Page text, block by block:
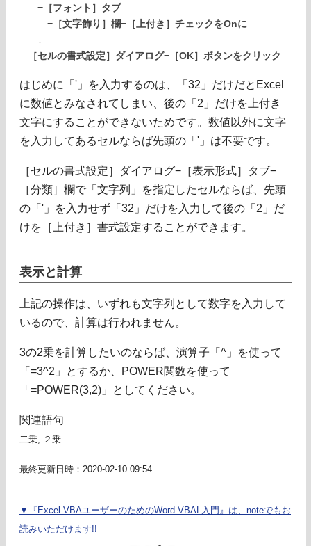
−［フォント］タブ
−［文字飾り］欄−［上付き］チェックをOnに
↓
［セルの書式設定］ダイアログ−［OK］ボタンをクリック
はじめに「'」を入力するのは、「32」だけだとExcel
に数値とみなされてしまい、後の「2」だけを上付き
文字にすることができないためです。数値以外に文字
を入力してあるセルならば先頭の「'」は不要です。
［セルの書式設定］ダイアログ−［表示形式］タブ−
［分類］欄で「文字列」を指定したセルならば、先頭
の「'」を入力せず「32」だけを入力して後の「2」だ
けを［上付き］書式設定することができます。
表示と計算
上記の操作は、いずれも文字列として数字を入力して
いるので、計算は行われません。
3の2乗を計算したいのならば、演算子「^」を使って
「=3^2」とするか、POWER関数を使って
「=POWER(3,2)」としてください。
関連語句
二乗, ２乗
最終更新日時：2020-02-10 09:54
▼『Excel VBAユーザーのためのWord VBAL入門』は、noteでもお
読みいただけます!!